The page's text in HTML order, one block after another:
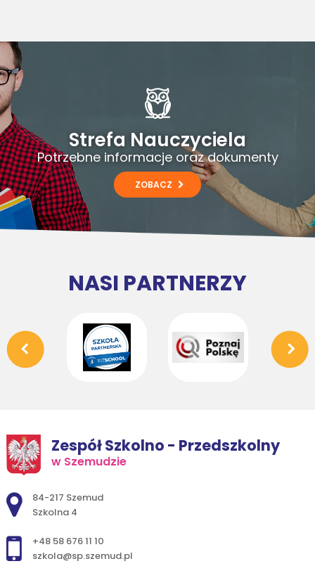
Strefa Nauczyciela
Potrzebne informacje oraz dokumenty
ZOBACZ
NASI PARTNERZY
Zespół Szkolno - Przedszkolny
w Szemudzie
Adres pocztowy:
84-217 Szemud
Szkolna 4
+48 58 676 11 10
szkola@sp.szemud.pl